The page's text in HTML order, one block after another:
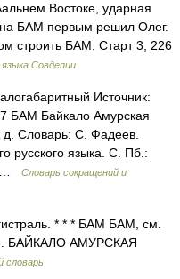
Востоке, ударная
БАМ первым решил Олег.
строить БАМ. Старт 3, 226
Совдепии
Источник:
БАМ Байкало Амурская
Словарь: С. Фадеев.
русского языка. С. Пб.:
…
Словарь сокращений и
* * * БАМ БАМ, см.
БАЙКАЛО АМУРСКАЯ
словарь